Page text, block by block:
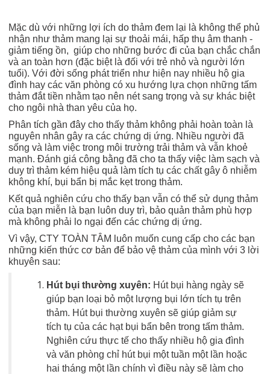
Mặc dù với những lợi ích do thảm đem lại là không thể phủ
nhận như thảm mang lại sự thoải mái, hấp thụ âm thanh -
giảm tiếng ồn, giúp cho những bước đi của bạn chắc chắn
và an toàn hơn (đặc biệt là đối với trẻ nhỏ và người lớn
tuổi). Với đời sống phát triển như hiện nay nhiều hộ gia
đình hay các văn phòng có xu hướng lựa chọn những tấm
thảm đắt tiền nhằm tạo nên nét sang trọng và sự khác biệt
cho ngôi nhà than yêu của họ.
Phân tích gần đây cho thấy thảm không phải hoàn toàn là
nguyên nhân gây ra các chứng dị ứng. Nhiều người đã
sống và làm việc trong môi trường trải thảm và vẫn khoẻ
mạnh. Đánh giá công bằng đã cho ta thấy việc làm sạch và
duy trì thảm kém hiệu quả làm tích tụ các chất gây ô nhiễm
không khí, bụi bẩn bị mắc kẹt trong thảm.
Kết quả nghiên cứu cho thấy bạn vẫn có thể sử dụng thảm
của bạn miễn là bạn luôn duy trì, bảo quản thảm phù hợp
mà không phải lo ngại đến các chứng dị ứng.
Vì vậy, CTY TOÀN TÂM
luôn muốn cung cấp cho các bạn
những kiến thức cơ bản để bảo vệ thảm của mình với 3 lời
khuyên sau:
Hút bụi thường xuyên: Hút bụi hàng ngày sẽ
giúp bạn loại bỏ một lượng bụi lớn tích tụ trên
thảm. Hút bụi thường xuyên sẽ giúp giảm sự
tích tụ của các hạt bụi bẩn bên trong tấm thảm.
Nghiên cứu thực tế cho thấy nhiều hộ gia đình
và văn phòng chỉ hút bụi một tuần một lần hoặc
hai tháng một lần chính vì điều này sẽ làm cho